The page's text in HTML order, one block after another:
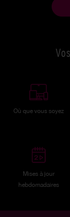
Où que vous soyez
Mises à jour
hebdomadaires